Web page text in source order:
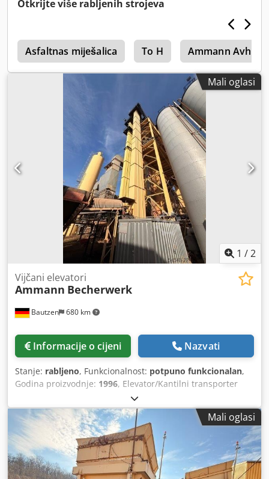
Otkrijte više rabljenih strojeva
Asfaltnas miješalica To H Ammann Avh
Mali oglasi
1 /2
Bautzen 680 km
Vijčani elevatori
Ammann Becherwerk
Informacije o cijeni Nazvati
Stanje: rabljeno, Funkcionalnost: potpuno funkcionalan,
Godina proizvodnje: 1996, Elevator/Kantilni transporter
Primjena kao sustav za transport recikliranog materijala
putem daljinskog upravljanja Djdpfszq S Dasx Acbeck
Visina: 26 m
Mali oglasi